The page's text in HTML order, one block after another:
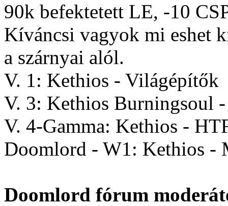
90k befektetett LE, -10
Kíváncsi vagyok mi eshet
a szárnyai alól.
V. 1: Kethios - Világépítők
V. 3: Kethios Burningsoul
V. 4-Gamma: Kethios -
Doomlord - W1: Kethios -
Doomlord fórum